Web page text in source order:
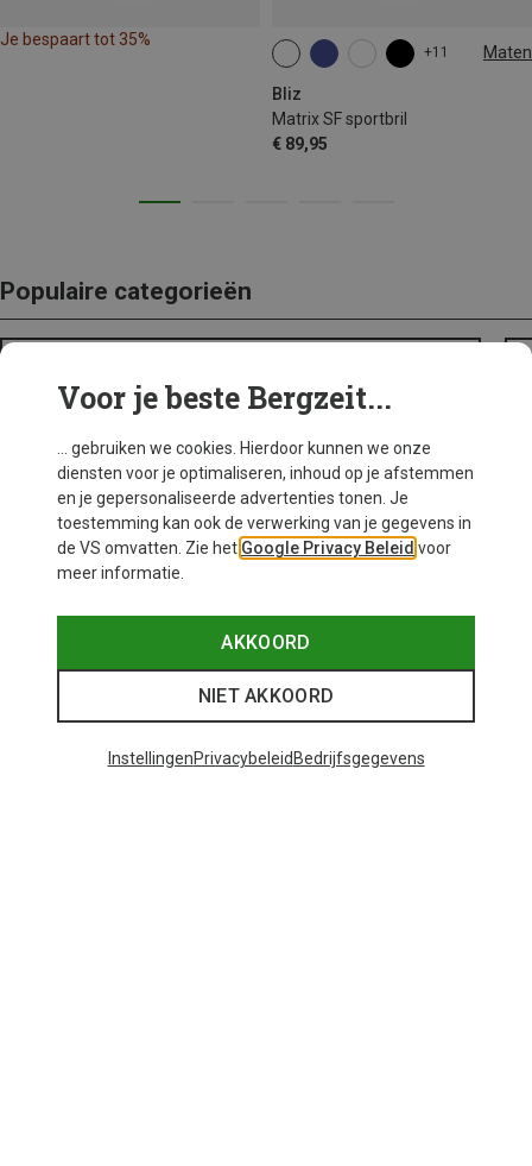
Je bespaart tot 35%
+11 Maten
Bliz
Matrix SF sportbril
€ 89,95
ONE SIZE
Populaire categorieën
Voor je beste Bergzeit...
... gebruiken we cookies. Hierdoor kunnen we onze
diensten voor je optimaliseren, inhoud op je afstemmen
en je gepersonaliseerde advertenties tonen. Je
toestemming kan ook de verwerking van je gegevens in
de VS omvatten. Zie het Google Privacy Beleid voor
meer informatie.
AKKOORD
NIET AKKOORD
InstellingenPrivacybeleid Bedrijfsgegevens